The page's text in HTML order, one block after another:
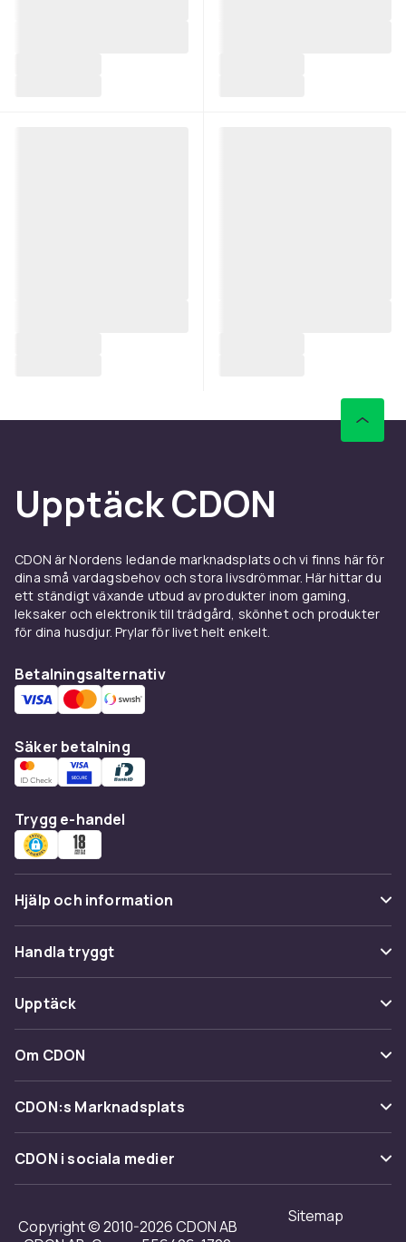
Upptäck CDON
CDON är Nordens ledande marknadsplats och vi finns här för
dina små vardagsbehov och stora livsdrömmar. Här hittar du
ett ständigt växande utbud av produkter inom gaming,
leksaker och elektronik till trädgård, skönhet och produkter
för dina husdjur. Prylar för livet helt enkelt.
Betalningsalternativ
Säker betalning
Trygg e-handel
Hjälp och information
Vanliga frågor
Spåra paket
Ångra & Returnera här
Kundservice
Handla tryggt
Betalning
Leverans
Återkallelser
Upptäck
Kategorier
Varumärken
Shopit.se
Om CDON
Om oss
Kundrecensioner
CDON:s Marknadsplats
Sälj på CDON
Bli affiliate
Regler & kvalitet
CDON i sociala medier
Copyright © 2010-2026 CDON AB
Sitemap